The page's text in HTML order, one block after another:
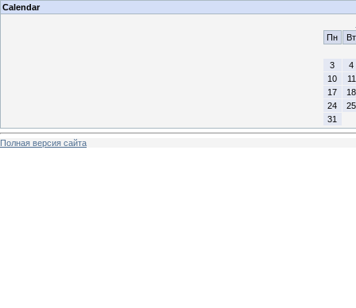
Calendar
Пн
Вт
3
4
10
11
17
18
24
25
31
Полная версия сайта